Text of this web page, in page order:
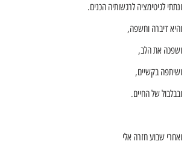
ונתתי לגיטימציה לרגשותיה הכנים.
והיא דיברה וחשפה,
ושפכה את הלב,
ושיתפה בקשיים,
ובבלבול של החיים.
ואחרי שבוע חזרה אלי